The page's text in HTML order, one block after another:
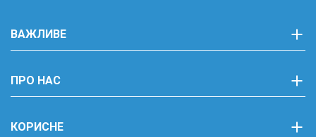
ВАЖЛИВЕ
ПРО НАС
КОРИСНЕ